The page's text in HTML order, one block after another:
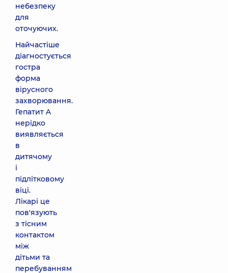
небезпеку
для
оточуючих.
Найчастіше
діагностується
гостра
форма
вірусного
захворювання.
Гепатит A
нерідко
виявляється
в
дитячому
і
підлітковому
віці.
Лікарі це
пов'язують
з тісним
контактом
між
дітьми та
перебуванням